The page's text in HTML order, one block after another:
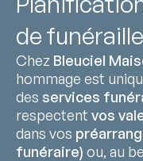
de
Chez Bleuciel
hommage est
des services
respectent vos
dans vos
funéraire) ou, au